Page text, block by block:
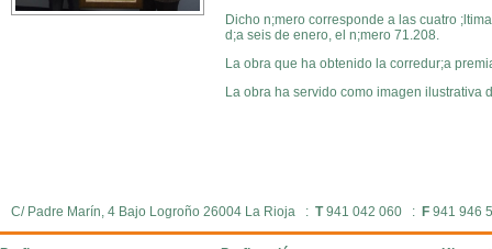
Dicho n;mero corresponde a las cuatro
d;a seis de enero, el n;mero 71.208.
La obra que ha obtenido la corredur;a
La obra ha servido como imagen ilustrativa
C/ Padre Marín, 4 Bajo Logroño 26004 La Rioja : T941 042 060 : F 941